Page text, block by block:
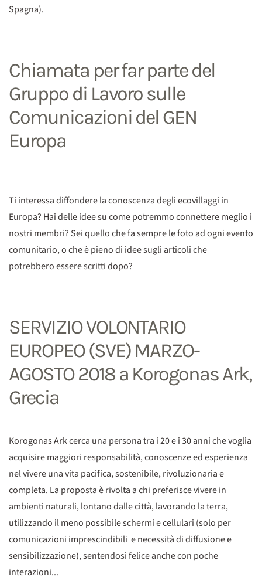
Spagna).
Chiamata per far parte del
Gruppo di Lavoro sulle
Comunicazioni del GEN
Europa
Ti interessa diffondere la conoscenza degli ecovillaggi in
Europa? Hai delle idee su come potremmo connettere meglio i
nostri membri? Sei quello che fa sempre le foto ad ogni evento
comunitario, o che è pieno di idee sugli articoli che
potrebbero essere scritti dopo?
SERVIZIO VOLONTARIO
EUROPEO (SVE) MARZO-
AGOSTO 2018 a Korogonas Ark,
Grecia
Korogonas Ark cerca una persona tra i 20 e i 30 anni che voglia
acquisire maggiori responsabilità, conoscenze ed esperienza
nel vivere una vita pacifica, sostenibile, rivoluzionaria e
completa. La proposta è rivolta a chi preferisce vivere in
ambienti naturali, lontano dalle città, lavorando la terra,
utilizzando il meno possibile schermi e cellulari (solo per
comunicazioni imprescindibili e necessità di diffusione e
sensibilizzazione), sentendosi felice anche con poche
interazioni...